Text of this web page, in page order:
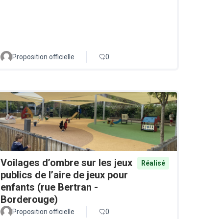
Proposition officielle 0
Voilages d’ombre sur les jeux
publics de l’aire de jeux pour
enfants (rue Bertran -
Borderouge)
Réalisé
Proposition officielle 0